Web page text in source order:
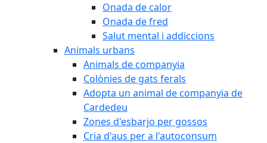
Onada de calor
Onada de fred
Salut mental i addiccions
Animals urbans
Animals de companyia
Colònies de gats ferals
Adopta un animal de companyia de
Cardedeu
Zones d'esbarjo per gossos
Cria d'aus per a l'autoconsum